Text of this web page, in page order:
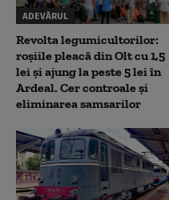
ADEVĂRUL
Revolta legumicultorilor:
roșiile pleacă din Olt cu 1,5
lei și ajung la peste 5 lei în
Ardeal. Cer controale și
eliminarea samsarilor